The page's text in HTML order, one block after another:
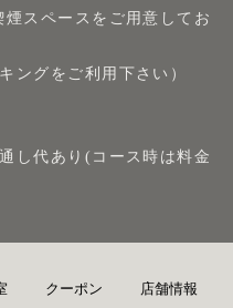
スペースをご用意してお
ングをご利用下さい）
し代あり(コース時は料金
クーポン 店舗情報